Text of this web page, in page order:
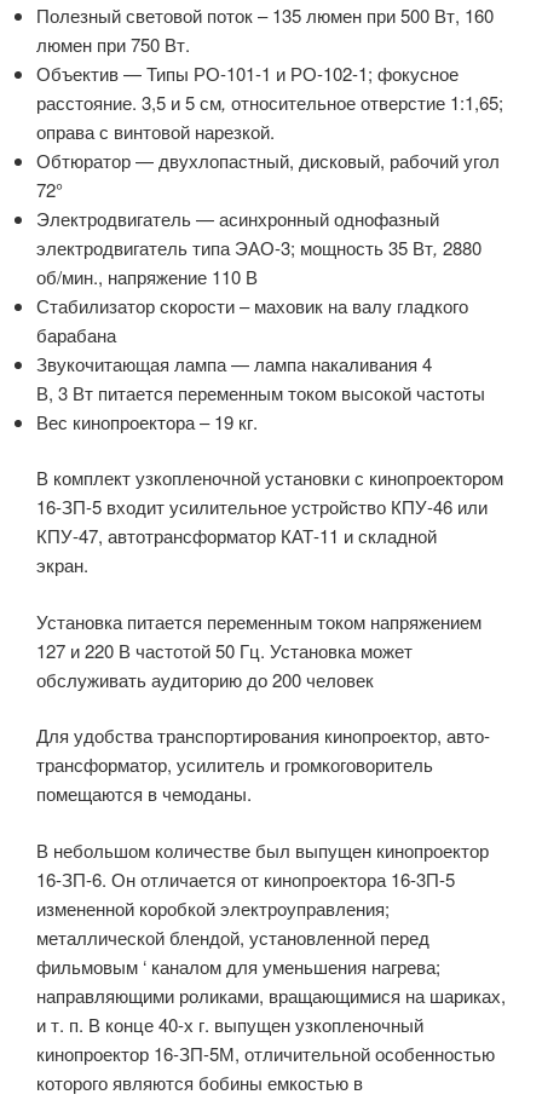
Полезный световой поток – 135 люмен при 500 Вт, 160
люмен при 750 Вт.
Объектив — Типы РО-101-1 и РО-102-1; фокусное
расстояние. 3,5 и 5 см, относительное отверстие 1:1,65;
оправа с винтовой нарезкой.
Обтюратор — двухлопастный, дисковый, рабочий угол
72°
Электродвигатель — асинхронный однофазный
электродвигатель типа ЭАО-3; мощность 35 Вт, 2880
об/мин., напряжение 110 В
Стабилизатор скорости – маховик на валу гладкого
барабана
Звукочитающая лампа — лампа накаливания 4
В, 3 Вт питается переменным током высокой частоты
Вес кинопроектора – 19 кг.
В комплект узкопленочной установки с кинопроектором
16-ЗП-5 входит усилительное устройство КПУ-46 или
КПУ-47, автотрансформатор КАТ-11 и складной
экран.
Установка питается переменным током напряжением
127 и 220 В частотой 50 Гц. Установка может
обслуживать аудиторию до 200 человек
Для удобства транспортирования кинопроектор, авто­
трансформатор, усилитель и громкоговоритель
помещаются в чемоданы.
В небольшом количестве был выпущен кинопроектор
16-ЗП-6. Он отличается от кинопроектора 16-3П-5
измененной коробкой электроуправления;
металлической блендой, установленной перед
фильмовым ‘ каналом для уменьшения нагрева;
направляющими роликами, вращающимися на шариках,
и т. п. В конце 40-х г. выпущен узкопленочный
кинопроектор 16-ЗП-5М, отличительной особенностью
которого являются бобины емкостью в